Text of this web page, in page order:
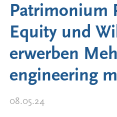
Patrimonium
Equity und
erwerben
engineering
08.05.24